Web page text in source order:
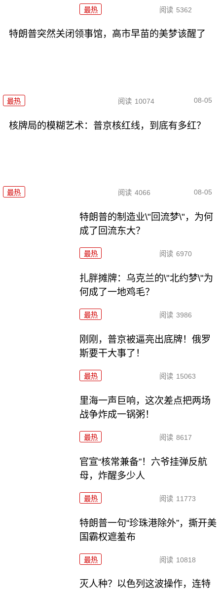
最热 阅读 5362
特朗普突然关闭领事馆，高市早苗的美梦该醒了
最热 阅读 10074 08-05
核牌局的模糊艺术：普京核红线，到底有多红？
最热 阅读 4066 08-05
特朗普的制造业\"回流梦\"，为何
成了回流东大？
最热 阅读 6970
扎胖摊牌：乌克兰的\"北约梦\"为
何成了一地鸡毛？
最热 阅读 3986
刚刚，普京被逼亮出底牌！俄罗
斯要干大事了！
最热 阅读 15063
里海一声巨响，这次差点把两场
战争炸成一锅粥！
最热 阅读 8617
官宣“核常兼备”！六爷挂弹反航
母，炸醒多少人
最热 阅读 11773
特朗普一句“珍珠港除外”，撕开美
国霸权遮羞布
最热 阅读 10818
灭人种？以色列这波操作，连特